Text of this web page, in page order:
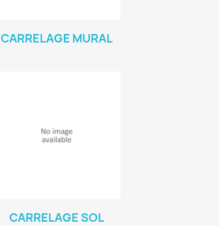
CARRELAGE MURAL
CARRELAGE SOL